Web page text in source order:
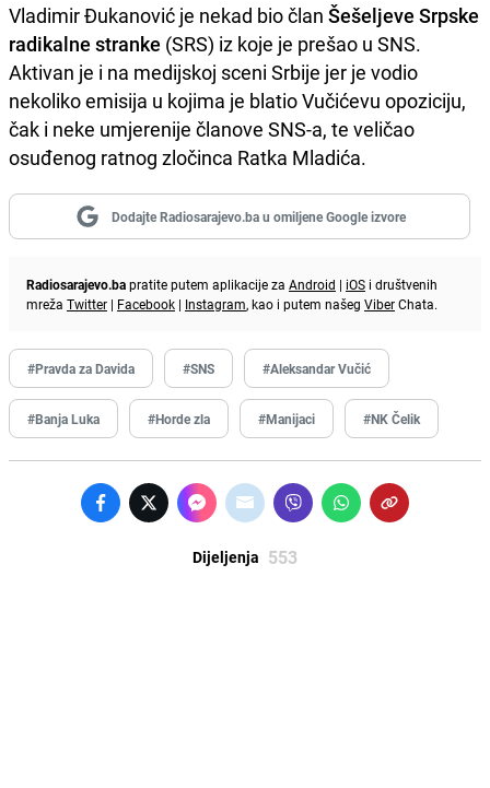
Vladimir Đukanović je nekad bio član Šešeljeve Srpske
radikalne stranke (SRS) iz koje je prešao u SNS.
Aktivan je i na medijskoj sceni Srbije jer je vodio
nekoliko emisija u kojima je blatio Vučićevu opoziciju,
čak i neke umjerenije članove SNS-a, te veličao
osuđenog ratnog zločinca Ratka Mladića.
Dodajte Radiosarajevo.ba u omiljene Google izvore
Radiosarajevo.bapratite putem aplikacije za Android | iOS i društvenih
mreža Twitter | Facebook | Instagram, kao i putem našeg ViberChata.
#Pravda za Davida #SNS #Aleksandar Vučić
#Banja Luka #Horde zla #Manijaci #NK Čelik
Dijeljenja 553